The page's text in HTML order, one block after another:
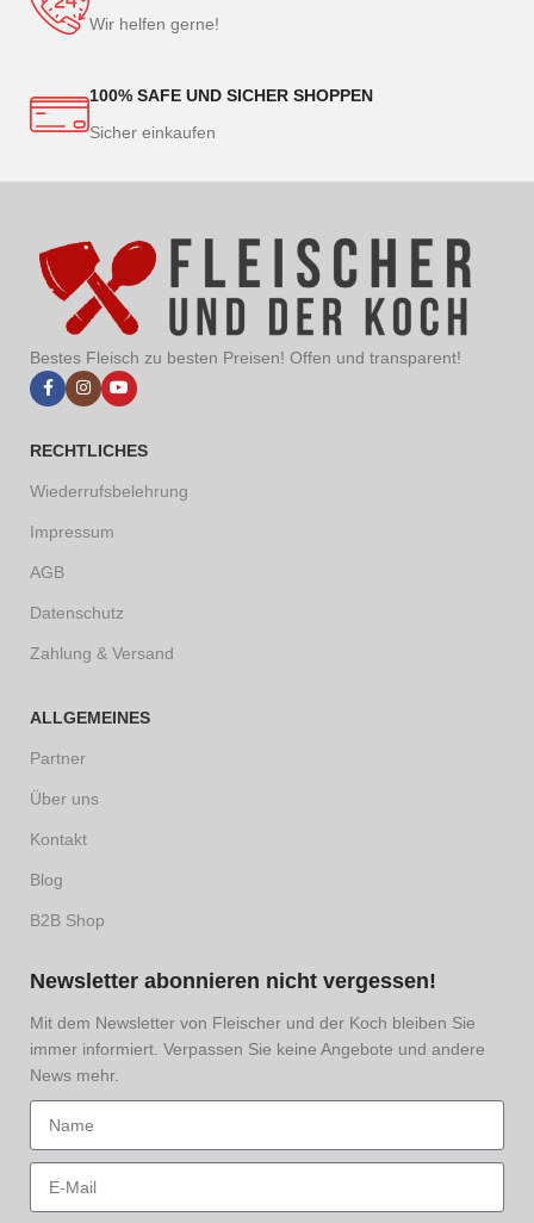
Wir helfen gerne!
100% SAFE UND SICHER SHOPPEN
Sicher einkaufen
Bestes Fleisch zu besten Preisen! Offen und transparent!
RECHTLICHES
Wiederrufsbelehrung
Impressum
AGB
Datenschutz
Zahlung & Versand
ALLGEMEINES
Partner
Über uns
Kontakt
Blog
B2B Shop
Newsletter abonnieren nicht vergessen!
Mit dem Newsletter von Fleischer und der Koch bleiben Sie
immer informiert. Verpassen Sie keine Angebote und andere
News mehr.